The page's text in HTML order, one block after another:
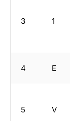
3 1
4 E
5 V